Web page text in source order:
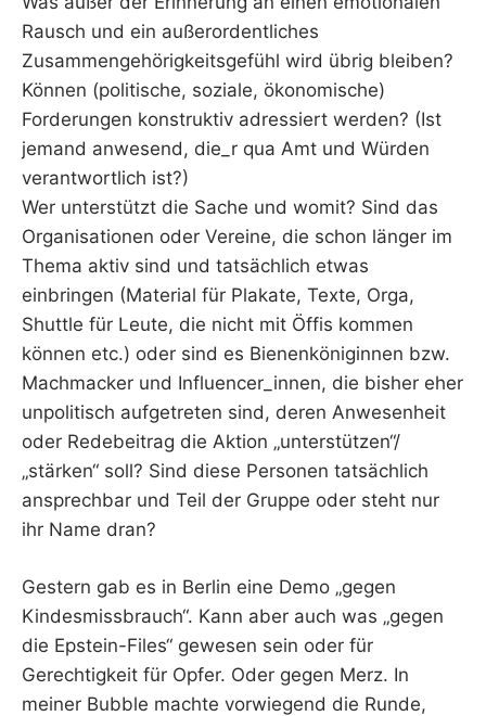
Rausch und ein außerordentliches
Zusammengehörigkeitsgefühl wird übrig bleiben?
Können (politische, soziale, ökonomische)
Forderungen konstruktiv adressiert werden? (Ist
jemand anwesend, die_r qua Amt und Würden
verantwortlich ist?)
Wer unterstützt die Sache und womit? Sind das
Organisationen oder Vereine, die schon länger im
Thema aktiv sind und tatsächlich etwas
einbringen (Material für Plakate, Texte, Orga,
Shuttle für Leute, die nicht mit Öffis kommen
können etc.) oder sind es Bienenköniginnen bzw.
Machmacker und Influencer_innen, die bisher eher
unpolitisch aufgetreten sind, deren Anwesenheit
oder Redebeitrag die Aktion „unterstützen“/
„stärken“ soll? Sind diese Personen tatsächlich
ansprechbar und Teil der Gruppe oder steht nur
ihr Name dran?
Gestern gab es in Berlin eine Demo „gegen
Kindesmissbrauch“. Kann aber auch was „gegen
die Epstein-Files“ gewesen sein oder für
Gerechtigkeit für Opfer. Oder gegen Merz. In
meiner Bubble machte vorwiegend die Runde,